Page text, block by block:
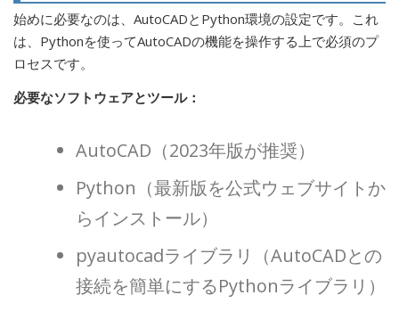
始めに必要なのは、AutoCADとPython環境の設定です。これ
は、Pythonを使ってAutoCADの機能を操作する上で必須のプ
ロセスです。
必要なソフトウェアとツール：
AutoCAD（2023年版が推奨）
Python（最新版を公式ウェブサイトか
らインストール）
pyautocadライブラリ（AutoCADとの
接続を簡単にするPythonライブラリ）